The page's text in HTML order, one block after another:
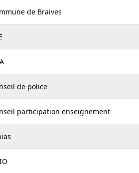
de Braives
de police
participation enseignement